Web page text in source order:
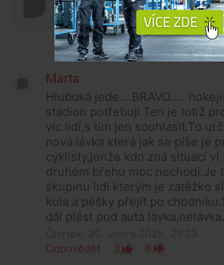
Marta
Hluboká jede....BRAVO.....
stadion potřebuji.Ten je totiž
víc lidí,s tím jen souhlasit.To
nová lávka která jak se píše je
cyklisty,jenže kdo zná situaci ví
druhém břehu moc nechodí.Je
skupinu lidí kterým je zatěžko
kola a pěšky přejít po
dál plést pod auta lávka,nelávka.
Odpovědět
3 6